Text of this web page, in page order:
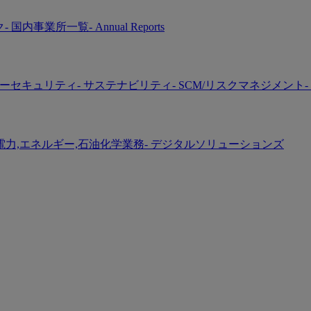
- 国内事業所一覧- Annual Reports
セキュリティ- サステナビリティ- SCM/リスクマネジメント -
力,エネルギー,石油化学業務- デジタルソリューションズ